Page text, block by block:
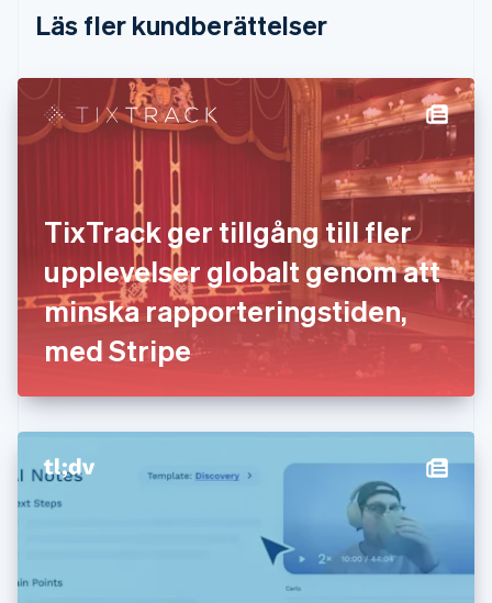
Läs fler kundberättelser
TixTrack ger tillgång till fler
upplevelser globalt genom att
minska rapporteringstiden,
med Stripe
English
Finland
EnglishSvenska
Frankrike
English
Förenade Arabemiraten
Gibraltar
English
Grekland
English
Hongkong SAR, Kina
English简体中文
Indien
Irland
English
Italien
Italiano English